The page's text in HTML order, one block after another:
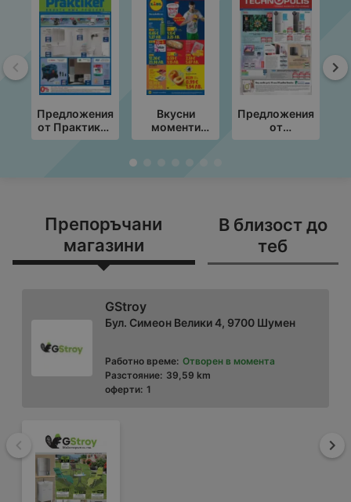
Назад
Предложения
от Практикер
с валидност
Вкусни
моменти
край грила с
с валидност
Предложения
от
Технополис с
Препоръчани
магазини
В близост до
теб
Назад
GStroy
Бул. Симеон Велики 4, 9700 Шумен
Работно време: Отворен в момента
Разстояние: 39,59 km
оферти: 1